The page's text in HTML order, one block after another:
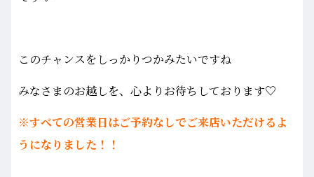
このチャンスをしっかりつかみたいですね
みなさまのお越しを、心よりお待ちしております♡
※すべての営業日はご予約なしでご来店いただけるよ
うになりました！！